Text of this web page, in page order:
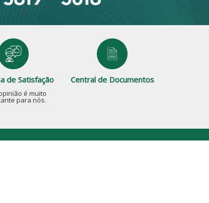
de Satisfação
é muito
para nós.
Central de Documentos